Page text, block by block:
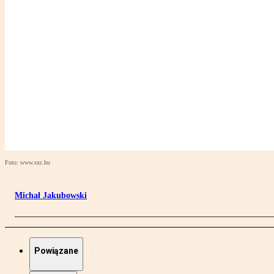
Foto: www.sxc.hu
Michał Jakubowski
Powiązane